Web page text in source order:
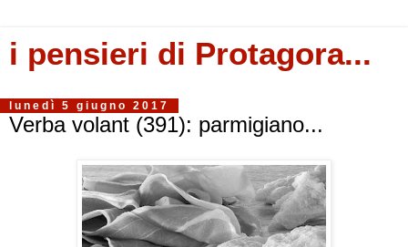
i pensieri di Protagora...
lunedì 5 giugno 2017
Verba volant (391): parmigiano...